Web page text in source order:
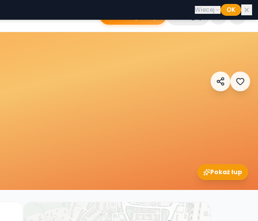
Zaloguj
Pokaż łup
Wiecej OK